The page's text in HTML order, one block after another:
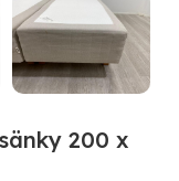
200 x